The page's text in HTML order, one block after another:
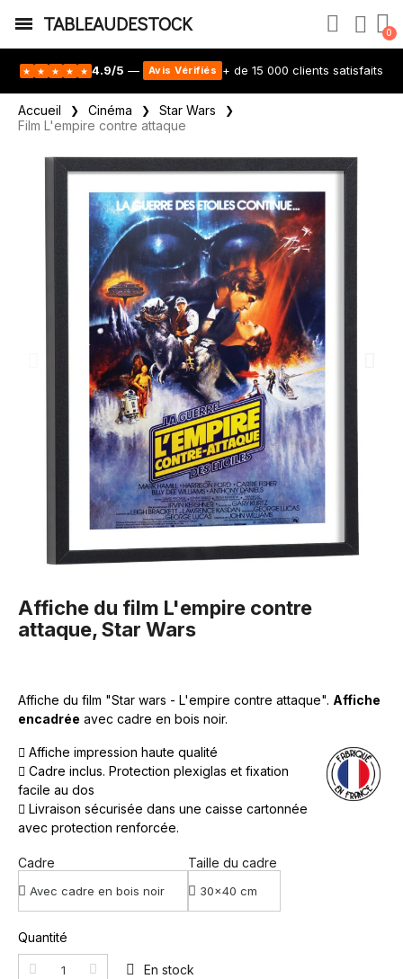
TABLEAUDESTOCK
★ ★ ★ ★ ★ 4.9/5 — Avis Vérifiés + de 15 000 clients satisfaits
Accueil Cinéma
Star Wars
Film L'empire contre attaque
Affiche du film L'empire contre
attaque, Star Wars
Affiche du film "Star wars - L'empire contre attaque". Affiche
encadrée avec cadre en bois noir.
Affiche impression haute qualité
Cadre inclus. Protection plexiglas et fixation
facile au dos
Livraison sécurisée dans une caisse cartonnée
avec protection renforcée.
Cadre Taille du cadre
Quantité
En stock